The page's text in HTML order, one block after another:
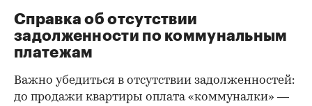
Справка об отсутствии
задолженности по коммунальным
платежам
Важно убедиться в отсутствии задолженностей:
до продажи квартиры оплата «коммуналки» —